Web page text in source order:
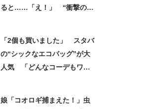
ると……「え！」 “衝撃の中
「2個も買いました」 スタバ
の“シックなエコバッグ”が大
人気 「どんなコーデもワン
娘「コオロギ捕まえた！」虫